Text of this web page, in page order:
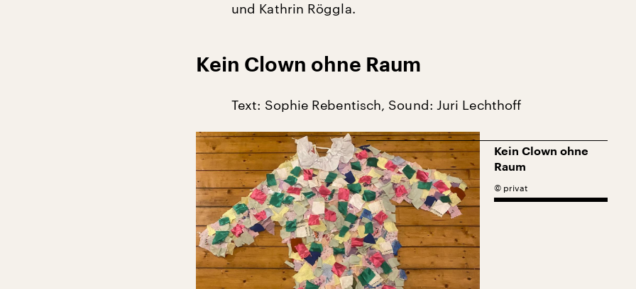
und Kathrin Röggla.
Kein Clown ohne Raum
Text: Sophie Rebentisch, Sound: Juri Lechthoff
Kein Clown ohne
Raum
© privat